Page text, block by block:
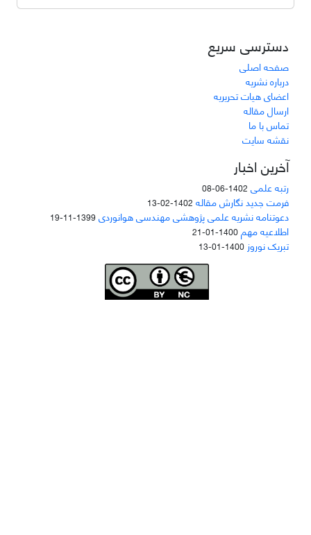
دسترسی سریع
صفحه اصلی
درباره نشریه
اعضای هیات تحریریه
ارسال مقاله
تماس با ما
نقشه سایت
آخرین اخبار
رتبه علمی 1402-06-08
فرمت جدید نگارش مقاله 1402-02-13
دعوتنامه نشریه علمی پژوهشی مهندسی هوانوردی1399-11-19
اطلاعیه مهم1400-01-21
تبریک نوروز 1400-01-13